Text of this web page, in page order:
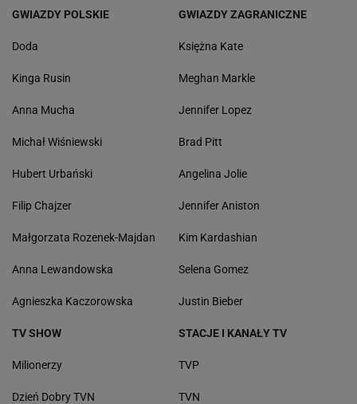
GWIAZDY POLSKIE
Doda
Kinga Rusin
Anna Mucha
Michał Wiśniewski
Hubert Urbański
Filip Chajzer
Małgorzata Rozenek-Majdan
Anna Lewandowska
Agnieszka Kaczorowska
GWIAZDY ZAGRANICZNE
Księżna Kate
Meghan Markle
Jennifer Lopez
Brad Pitt
Angelina Jolie
Jennifer Aniston
Kim Kardashian
Selena Gomez
Justin Bieber
TV SHOW
Milionerzy
Dzień Dobry TVN
STACJE I KANAŁY TV
TVP
TVN